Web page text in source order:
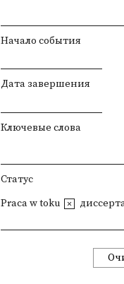
Начало события
Дата завершения
Ключевые слова
Статус
Praca w toku